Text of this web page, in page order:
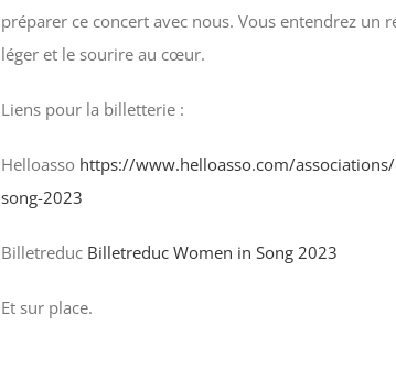
préparer ce concert avec nous. Vous entendrez un
léger et le sourire au cœur.
Liens pour la billetterie :
Helloasso https://www.helloasso.com/
song-2023
Billetreduc Billetreduc Women in Song 2023
Et sur place.